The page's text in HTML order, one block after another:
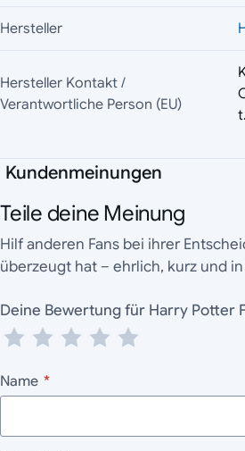
Hersteller
Hersteller Kontakt /
Verantwortliche Person (EU)
Kundenmeinungen
Teile deine Meinung
Hilf anderen Fans bei ihrer
überzeugt hat – ehrlich, kurz und
Deine Bewertung
Name *